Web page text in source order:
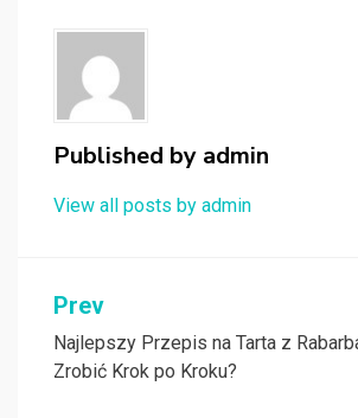
Published by admin
View all posts by admin
Nawigacja
wpisu
Prev
Najlepszy Przepis na Tarta z
Zrobić Krok po Kroku?